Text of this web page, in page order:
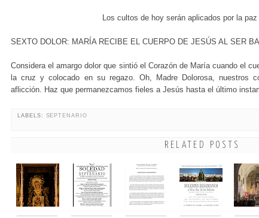
Los cultos de hoy serán aplicados por la
SEXTO DOLOR: MARÍA RECIBE EL CUERPO DE JESÚS AL SER
Considera el amargo dolor que sintió el Corazón de María cuando el
la cruz y colocado en su regazo. Oh, Madre Dolorosa, nuestros
aflicción. Haz que permanezcamos fieles a Jesús hasta el último
LABELS: SEPTENARIO
RELATED POSTS